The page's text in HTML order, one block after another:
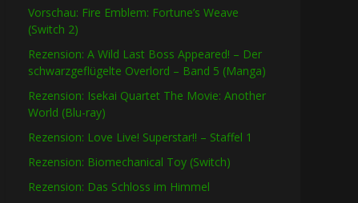
Vorschau: Fire Emblem: Fortune’s Weave
(Switch 2)
Rezension: A Wild Last Boss Appeared! – Der
schwarzgeflügelte Overlord – Band 5 (Manga)
Rezension: Isekai Quartet The Movie: Another
World (Blu-ray)
Rezension: Love Live! Superstar!! – Staffel 1
Rezension: Biomechanical Toy (Switch)
Rezension: Das Schloss im Himmel